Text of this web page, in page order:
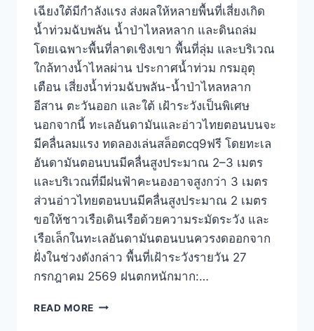
เฉียงใต้มีกำลังแรง ส่งผลให้หลายพื้นที่เสี่ยงเกิด
น้ำท่วมฉับพลัน น้ำป่าไหลหลาก และดินถล่ม
โดยเฉพาะพื้นที่ลาดเชิงเขา พื้นที่ลุ่ม และบริเวณ
ใกล้ทางน้ำไหลผ่าน ประกาศน้ำท่วม กรมอุตุ
เตือน เสี่ยงน้ำท่วมฉับพลัน-น้ำป่าไหลหลาก
อีสาน ตะวันออก และใต้ เฝ้าระวังเป็นพิเศษ
นอกจากนี้ ทะเลอันดามันและอ่าวไทยตอนบนจะ
มีคลื่นลมแรง ทดลองเล่นสล็อตcq9ฟรี โดยทะเล
อันดามันตอนบนมีคลื่นสูงประมาณ 2–3 เมตร
และบริเวณที่มีฝนฟ้าคะนองอาจสูงกว่า 3 เมตร
ส่วนอ่าวไทยตอนบนมีคลื่นสูงประมาณ 2 เมตร
ขอให้ชาวเรือเดินเรือด้วยความระมัดระวัง และ
เรือเล็กในทะเลอันดามันตอนบนควรงดออกจาก
ฝั่งในช่วงดังกล่าว พื้นที่เฝ้าระวังรายวัน 27
กรกฎาคม 2569 ฝนตกหนักมาก:…
READ MORE